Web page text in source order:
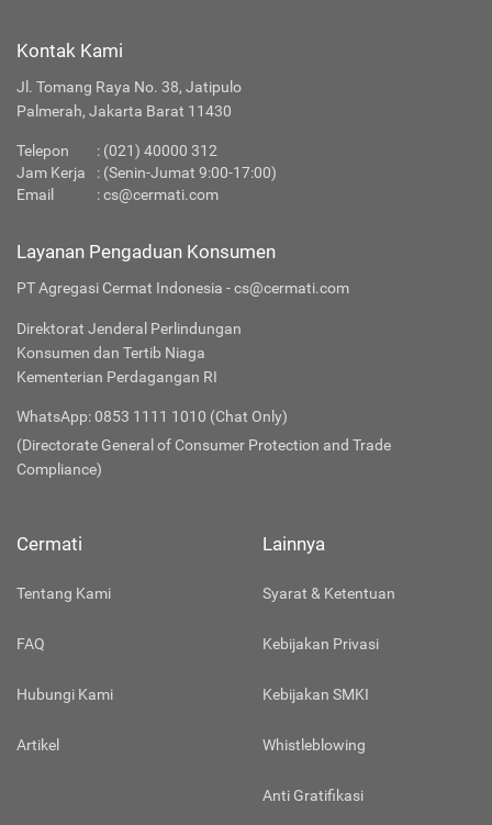
Kontak Kami
Jl. Tomang Raya No. 38, Jatipulo
Palmerah, Jakarta Barat 11430
Telepon : (021) 40000 312
Jam Kerja
: (Senin-Jumat 9:00-17:00)
Email
:cs@cermati.com
Layanan Pengaduan Konsumen
PT Agregasi Cermat Indonesia - cs@cermati.com
Direktorat Jenderal Perlindungan
Konsumen dan Tertib Niaga
Kementerian Perdagangan RI
WhatsApp: 0853 1111 1010 (Chat Only)
(Directorate General of Consumer Protection and Trade
Compliance)
Cermati
Tentang Kami
FAQ
Hubungi Kami
Artikel
Lainnya
Syarat & Ketentuan
Kebijakan Privasi
Kebijakan SMKI
Whistleblowing
Anti Gratifikasi